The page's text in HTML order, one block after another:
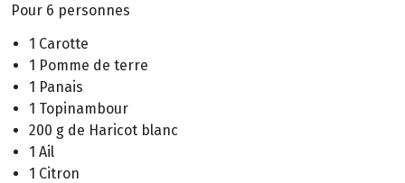
Pour 6 personnes
1 Carotte
1 Pomme de terre
1 Panais
1 Topinambour
200 g de Haricot blanc
1 Ail
1 Citron